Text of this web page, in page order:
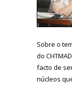
Sobre o
do
facto de
núcleos